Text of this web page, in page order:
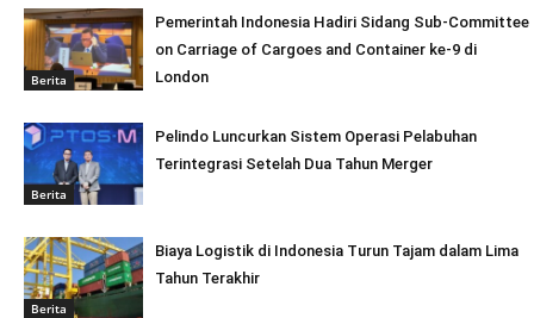
Berita
Pemerintah Indonesia Hadiri Sidang Sub-Committee
on Carriage of Cargoes and Container ke-9 di
London
Berita
Pelindo Luncurkan Sistem Operasi Pelabuhan
Terintegrasi Setelah Dua Tahun Merger
Berita
Biaya Logistik di Indonesia Turun Tajam dalam Lima
Tahun Terakhir